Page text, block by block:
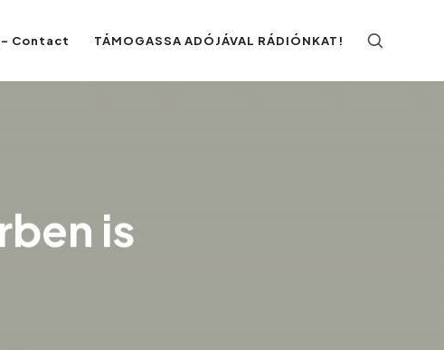
Contact TÁMOGASSA ADÓJÁVAL RÁDIÓNKAT!
is